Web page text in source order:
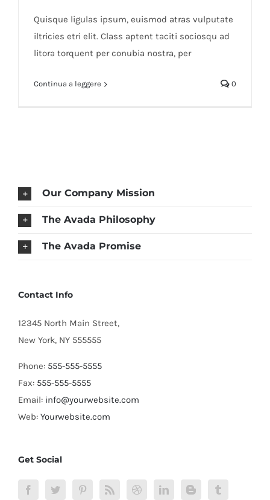
Quisque ligulas ipsum, euismod atras vulputate
iltricies etri elit. Class aptent taciti sociosqu ad
litora torquent per conubia nostra, per
Continua a leggere 0
Our Company Mission
The Avada Philosophy
The Avada Promise
Contact Info
12345 North Main Street,
New York, NY 555555
Phone: 555-555-5555
Fax: 555-555-5555
Email: info@yourwebsite.com
Web: Yourwebsite.com
Get Social